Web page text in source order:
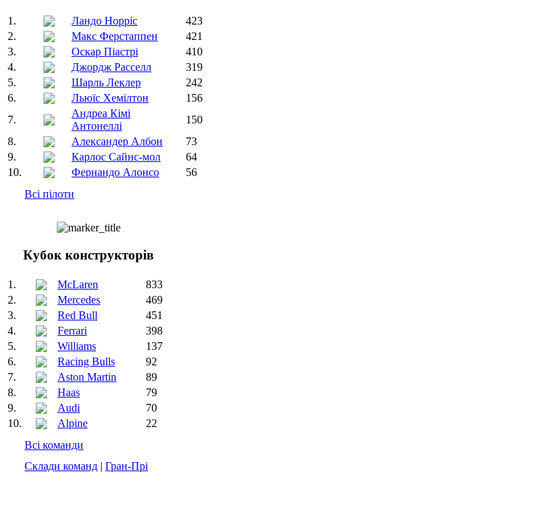
1. Ландо Норріс
423
2.
Макс Ферстаппен
421
3.
Оскар Піастрі
410
4.
Джордж Расселл
319
5.
Шарль Леклер
242
6.
Льюїс Хемілтон
156
7.
Андреа Кімі
Антонеллі
150
8.
Александер Албон
73
9.
Карлос Сайнс-мол
64
10.
Фернандо Алонсо
56
Всі пілоти
Кубок конструкторів
1. McLaren
833
2.
Mercedes
469
3.
Red Bull
451
4.
Ferrari
398
5.
Williams
137
6.
Racing Bulls
92
7.
Aston Martin
89
8.
Haas
79
9.
Audi
70
10.
Alpine
22
Всі команди
Склади команд | Гран-Прі